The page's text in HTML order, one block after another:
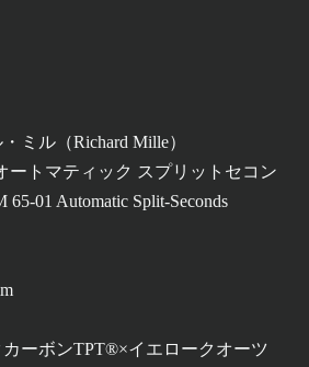
ミル（Richard Mille）
ートマティック スプリットセコン
01 Automatic Split-Seconds
ーボンTPT®×イエロークオーツ